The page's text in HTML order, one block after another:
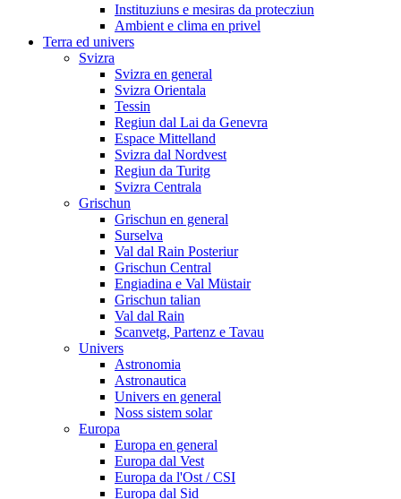
Instituziuns e mesiras da protecziun
Ambient e clima en privel
Terra ed univers
Svizra
Svizra en general
Svizra Orientala
Tessin
Regiun dal Lai da Genevra
Espace Mittelland
Svizra dal Nordvest
Regiun da Turitg
Svizra Centrala
Grischun
Grischun en general
Surselva
Val dal Rain Posteriur
Grischun Central
Engiadina e Val Müstair
Grischun talian
Val dal Rain
Scanvetg, Partenz e Tavau
Univers
Astronomia
Astronautica
Univers en general
Noss sistem solar
Europa
Europa en general
Europa dal Vest
Europa da l'Ost / CSI
Europa dal Sid